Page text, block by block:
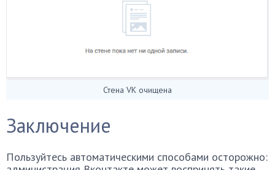
Стена VK очищена
Заключение
Пользуйтесь автоматическими способами осторожно: